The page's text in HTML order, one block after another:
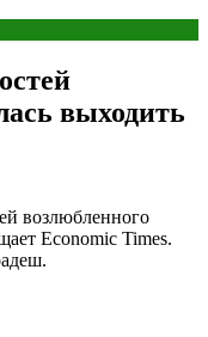
выходить
возлюбленного
Economic Times.